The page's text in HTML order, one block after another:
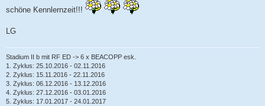
schöne Kennlernzeit!!!
LG
Stadium II b mit RF ED -> 6 x BEACOPP esk.
1. Zyklus: 25.10.2016 - 02.11.2016
2. Zyklus: 15.11.2016 - 22.11.2016
3. Zyklus: 06.12.2016 - 13.12.2016
4. Zyklus: 27.12.2016 - 03.01.2016
5. Zyklus: 17.01.2017 - 24.01.2017